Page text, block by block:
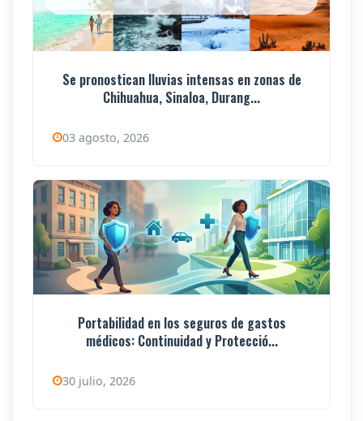
Se pronostican lluvias intensas en zonas de
Chihuahua, Sinaloa, Durang...
03 agosto, 2026
Portabilidad en los seguros de gastos
médicos: Continuidad y Protecció...
30 julio, 2026